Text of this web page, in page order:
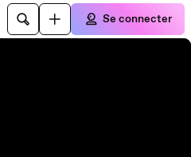
Se connecter